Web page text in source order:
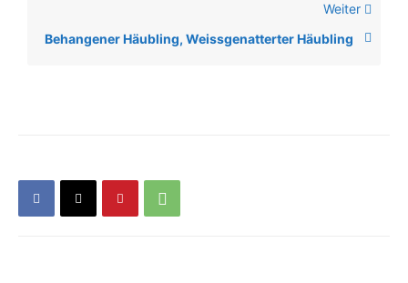
Weiter
Behangener Häubling, Weissgenatterter Häubling